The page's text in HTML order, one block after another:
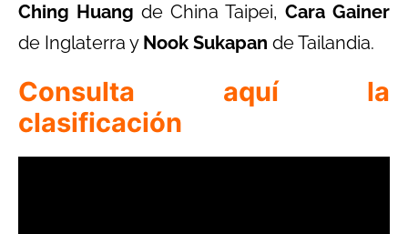
Ching Huang de China Taipei, Cara Gainer
de Inglaterra y Nook Sukapan de Tailandia.
Consulta aquí la
clasificación